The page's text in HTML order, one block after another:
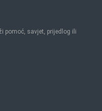
pomoć, savjet, prijedlog ili